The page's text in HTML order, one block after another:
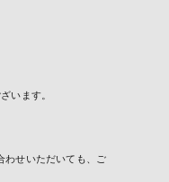
います。
わせいただいても、ご